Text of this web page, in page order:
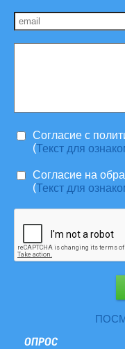
Согласие c
(Текст для
Согласие на
(Текст для
ОПРОС